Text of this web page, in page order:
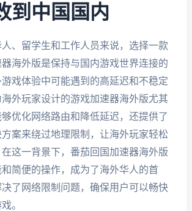
到中国国内
、留学生和工作人员来说，选择一款
海外版是保持与国内游戏世界连接的
戏体验中可能遇到的高延迟和不稳定
外玩家设计的游戏加速器海外版尤其
优化网络路由和降低延迟，还提供了
案来绕过地理限制，让海外玩家轻松
这一背景下，番茄回国加速器海外版
简便的操作，成为了海外华人的首
了网络限制问题，确保用户可以畅快
。